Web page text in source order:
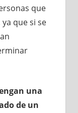
que
que si se
una
de un